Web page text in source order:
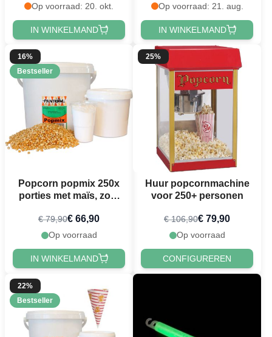
Op voorraad: 20. okt.
IN WINKELMAND
Op voorraad: 21. aug.
IN WINKELMAND
16%
Bestseller
Popcorn popmix 250x
porties met maïs, zout
€ 79,90€ 66,90
Op voorraad
IN WINKELMAND
25%
Huur popcornmachine
voor 250+ personen
€ 106,90€ 79,90
Op voorraad
CONFIGUREREN
22%
Bestseller